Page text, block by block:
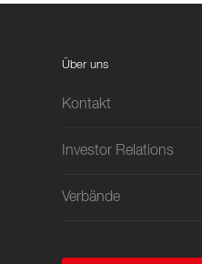
Über uns
Kontakt
Investor Relations
Verbände